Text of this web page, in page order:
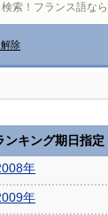
索！フランス語な
除
ンキング期日指定
年
年